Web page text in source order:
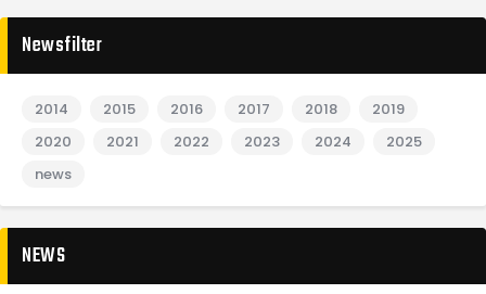
Newsfilter
2014 2015 2016 2017 2018
2019
2020
2021 2022 2023 2024
2025
news
NEWS